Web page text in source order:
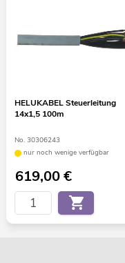
HELUKABEL Steuerleitung
14x1,5 100m
No. 30306243
nur noch wenige verfügbar
619,00€